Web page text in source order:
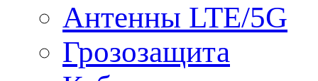
Антенны LTE/5G
Грозозащита